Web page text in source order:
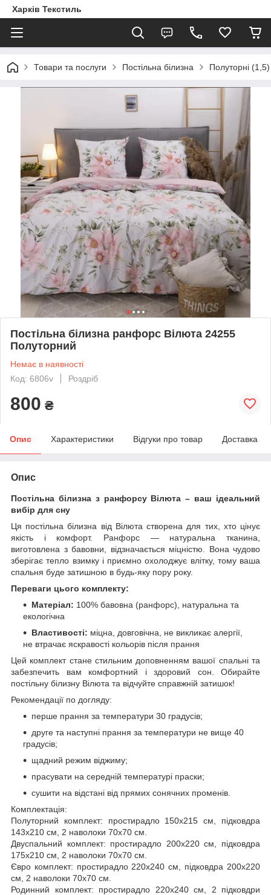
Харків Текстиль
Товари та послуги Постільна білизна Полуторні (1,5)
Постільна білизна ранфорс Вілюта 24255
Полуторний
Немає в наявності
Код: 6806v
Роздріб
800 ₴
Опис Характеристики Відгуки про товар Доставка
Опис
Постільна білизна з ранфорсу Вілюта – ваш ідеальний
вибір для сну
Ця постільна білизна від Вілюта створена для тих, хто цінує
якість і комфорт. Ранфорс — натуральна тканина,
виготовлена з бавовни, відзначається міцністю. Вона чудово
зберігає тепло взимку і приємно охолоджує влітку, тому ваша
спальня буде затишною в будь-яку пору року.
Переваги цього комплекту:
Матеріал: 100% бавовна (ранфорс), натуральна та
екологічна
Властивості: міцна, довговічна, не викликає алергії,
не втрачає яскравості кольорів після прання
Цей комплект стане стильним доповненням вашої спальні та
забезпечить вам комфортний і здоровий сон. Обирайте
постільну білизну Вілюта та відчуйте справжній затишок!
Рекомендації по догляду:
перше прання за температури 30 градусів;
друге та наступні прання за температури не вище 40
градусів;
щадний режим віджиму;
прасувати на середній температурі праски;
сушити на відстані від прямих сонячних променів.
Комплектація:
Полуторний комплект: простирадло 150х215 см, підковдра
143х210 см, 2 наволоки 70х70 см.
Двуспальний комплект: простирадло 200х220 см, підковдра
175х210 см, 2 наволоки 70х70 см.
Євро комплект: простирадло 220х240 см, підковдра 200х220
см, 2 наволоки 70х70 см.
Родинний комплект: простирадло 220х240 см, 2 підковдри